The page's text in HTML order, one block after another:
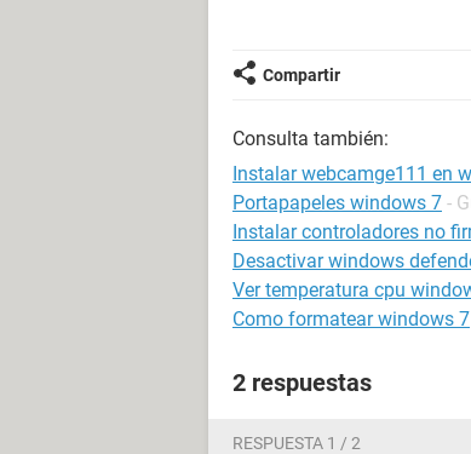
Compartir
Consulta también:
Instalar webcamge111 en
Portapapeles windows 7 -
Instalar controladores no
Desactivar windows
Ver temperatura cpu
Como formatear windows 7
2 respuestas
RESPUESTA 1 / 2